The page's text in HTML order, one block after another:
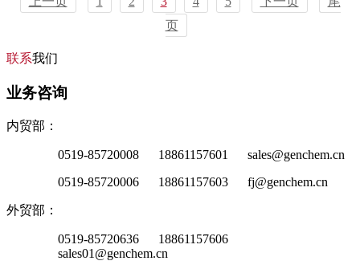
页
联系我们
业务咨询
内贸部：
0519-85720008 18861157601 sales@genchem.cn
0519-85720006 18861157603 fj@genchem.cn
外贸部：
0519-85720636 18861157606
sales01@genchem.cn